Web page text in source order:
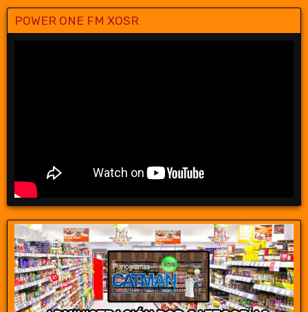
POWER ONE FM XOSR